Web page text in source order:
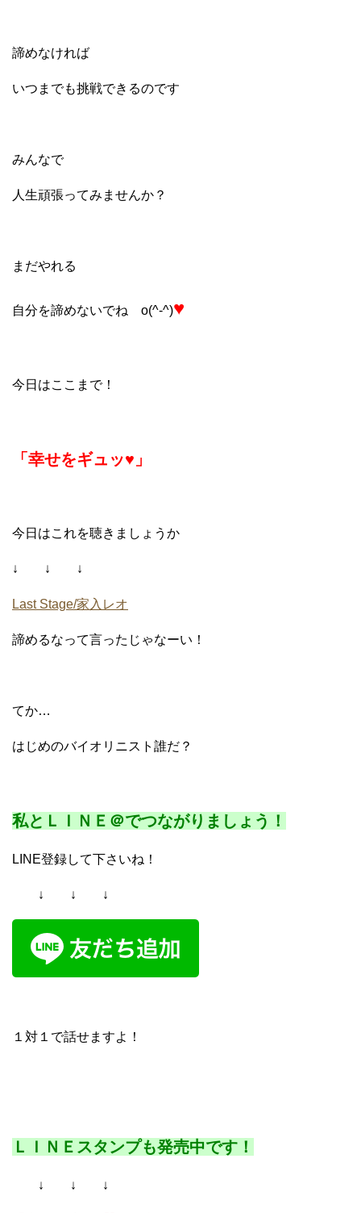
諦めなければ
いつまでも挑戦できるのです
みんなで
人生頑張ってみませんか？
まだやれる
自分を諦めないでね o(^-^)♥
今日はここまで！
「幸せをギュッ♥」
今日はこれを聴きましょうか
↓ ↓ ↓
Last Stage/家入レオ
諦めるなって言ったじゃなーい！
てか…
はじめのバイオリニスト誰だ？
私とＬＩＮＥ＠でつながりましょう！
LINE登録して下さいね！
↓ ↓ ↓
１対１で話せますよ！
ＬＩＮＥスタンプも発売中です！
↓ ↓ ↓